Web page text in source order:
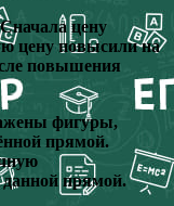
цену
цену повысили на
повышения
фигуры,
прямой.
данной прямой.